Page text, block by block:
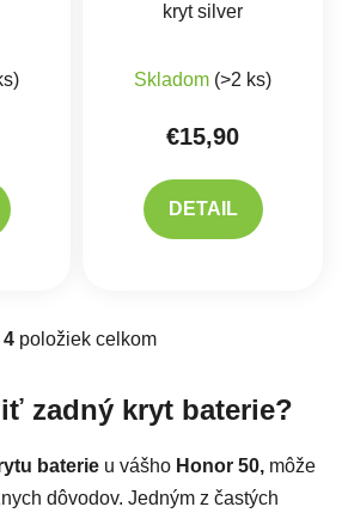
kryt silver
Skladom (>2 ks)
€15,90
DETAIL
Ovládacie prvky výpisu
4 položiek celkom
zadný kryt baterie?
baterie u vášho Honor 50, môže
dôvodov. Jedným z častých